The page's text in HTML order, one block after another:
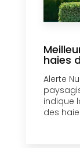
haies
Alerte
indique
des